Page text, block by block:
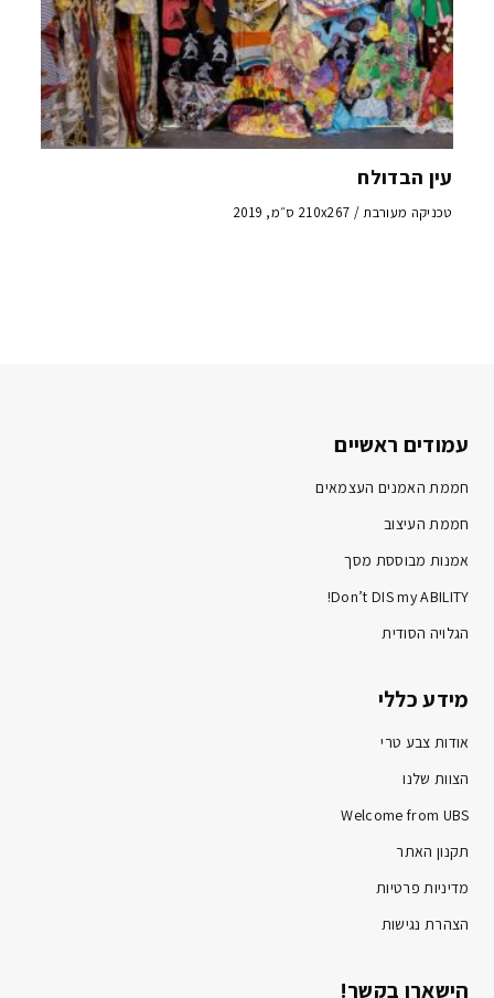
עין הבדולח
טכניקה מעורבת / 210x267 ס״מ, 2019
עמודים ראשיים
חממת האמנים העצמאים
חממת העיצוב
אמנות מבוססת מסך
Don’t DIS my ABILITY!
הגלויה הסודית
מידע כללי
אודות צבע טרי
הצוות שלנו
Welcome from UBS
תקנון האתר
מדיניות פרטיות
הצהרת נגישות
הישארו בקשר!